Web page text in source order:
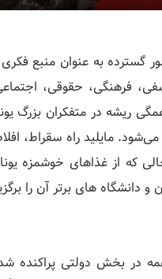
گسترده به عنوان منبع
فرهنگی، حقوقی،
ریشه در متفکران بزرگ
مایلید راه سقراط،
که از غذاهای خوشمزه
های برتر آن را
و همه در بخش دولتی